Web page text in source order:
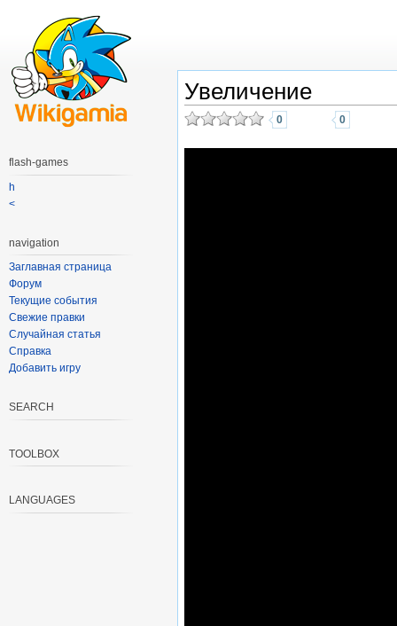
Увеличение
0 0
flash-games
h
<
navigation
Заглавная страница
Форум
Текущие события
Свежие правки
Случайная статья
Справка
Добавить игру
SEARCH
TOOLBOX
LANGUAGES